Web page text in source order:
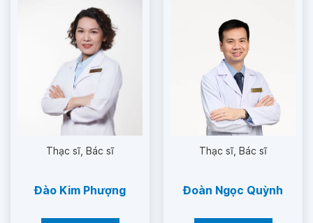
Thạc sĩ Bác sĩ
Đào Kim Phượng
Thạc sĩ Bác sĩ
Đoàn Ngọc Quỳnh